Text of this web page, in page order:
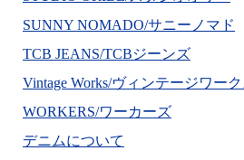
SUNNY NOMADO/サニーノマド
TCB JEANS/TCBジーンズ
Vintage Works/ヴィンテージワーク
WORKERS/ワーカーズ
デニムについて